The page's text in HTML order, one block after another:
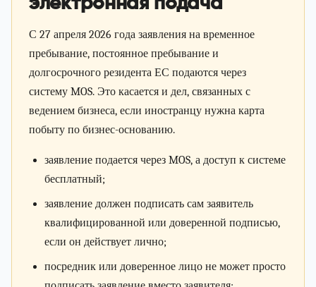
С 27 апреля 2026 года заявления на временное
пребывание, постоянное пребывание и
долгосрочного резидента ЕС подаются через
систему MOS. Это касается и дел, связанных с
ведением бизнеса, если иностранцу нужна карта
побыту по бизнес-основанию.
заявление подается через MOS, а доступ к системе
бесплатный;
заявление должен подписать сам заявитель
квалифицированной или доверенной подписью,
если он действует лично;
посредник или доверенное лицо не может просто